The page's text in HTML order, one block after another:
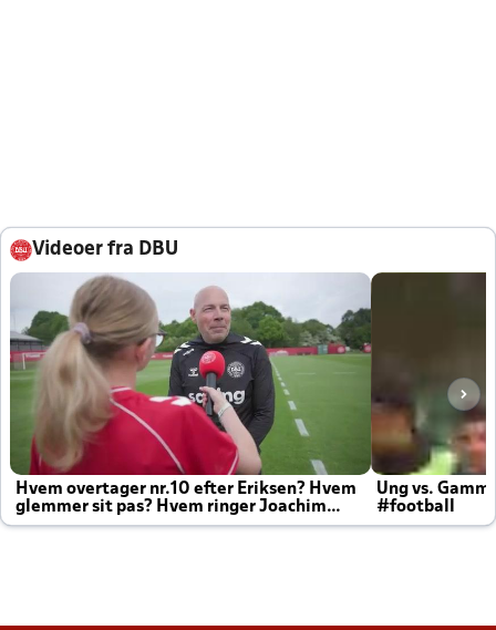
Videoer fra DBU
Hvem overtager nr.10 efter Eriksen? Hvem
glemmer sit pas? Hvem ringer Joachim
altid til efter kampe?
Ung vs.
#football